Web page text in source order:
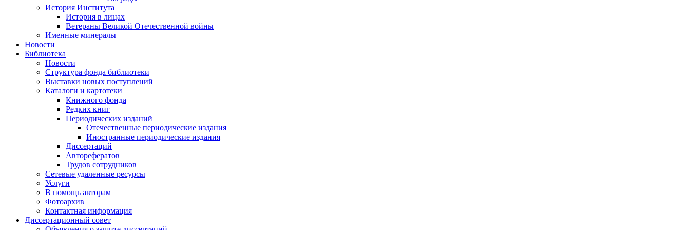
История Института
История в лицах
Ветераны Великой Отечественной войны
Именные минералы
Новости
Библиотека
Новости
Структура фонда библиотеки
Выставки новых поступлений
Каталоги и картотеки
Книжного фонда
Редких книг
Периодических изданий
Отечественные периодические издания
Иностранные периодические издания
Диссертаций
Авторефератов
Трудов сотрудников
Сетевые удаленные ресурсы
Услуги
В помощь авторам
Фотоархив
Контактная информация
Диссертационный совет